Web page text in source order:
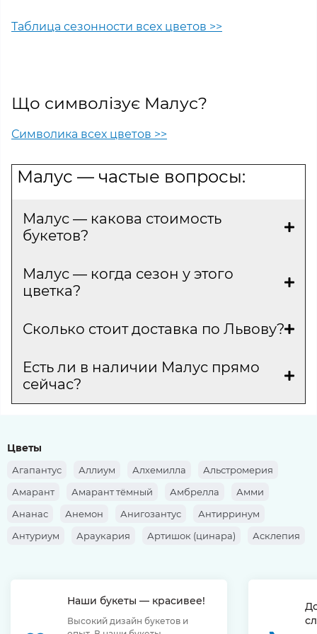
Таблица сезонности всех цветов >>
Що символізує Малус?
Символика всех цветов >>
Малус — частые вопросы:
Малус — какова стоимость
букетов?
Малус — когда сезон у этого
цветка?
Сколько стоит доставка по Львову?
Есть ли в наличии Малус прямо
сейчас?
Цветы
Агапантус Аллиум Алхемилла
Альстромерия
Амарант
Амарант тёмный Амбрелла
Амми
Ананас
Анемон Анигозантус
Антирринум
Антуриум
Араукария Артишок (цинара)
Асклепия
Брассика Бруния Бувардия
Василёк Верба Вереск
Наши букеты — красивее!
Высокий дизайн букетов и